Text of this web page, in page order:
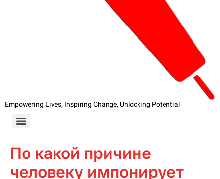
Empowering Lives, Inspiring Change, Unlocking Potential
По какой причине
человеку импонирует